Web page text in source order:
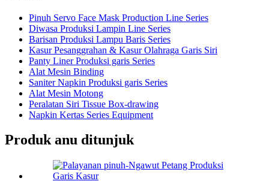
Pinuh Servo Face Mask Production Line Series
Diwasa Produksi Lampin Line Series
Barisan Produksi Lampu Baris Series
Kasur Pesanggrahan & Kasur Olahraga Garis Siri
Panty Liner Produksi garis Series
Alat Mesin Binding
Saniter Napkin Produksi garis Series
Alat Mesin Motong
Peralatan Siri Tissue Box-drawing
Napkin Kertas Series Equipment
Produk anu ditunjuk